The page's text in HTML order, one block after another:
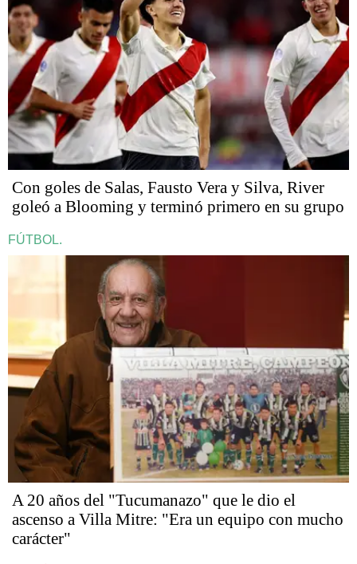
Con goles de Salas, Fausto Vera y Silva, River
goleó a Blooming y terminó primero en su grupo
FÚTBOL.
A 20 años del "Tucumanazo" que le dio el
ascenso a Villa Mitre: "Era un equipo con mucho
carácter"